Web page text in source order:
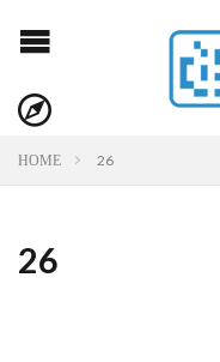
HOME 26
26